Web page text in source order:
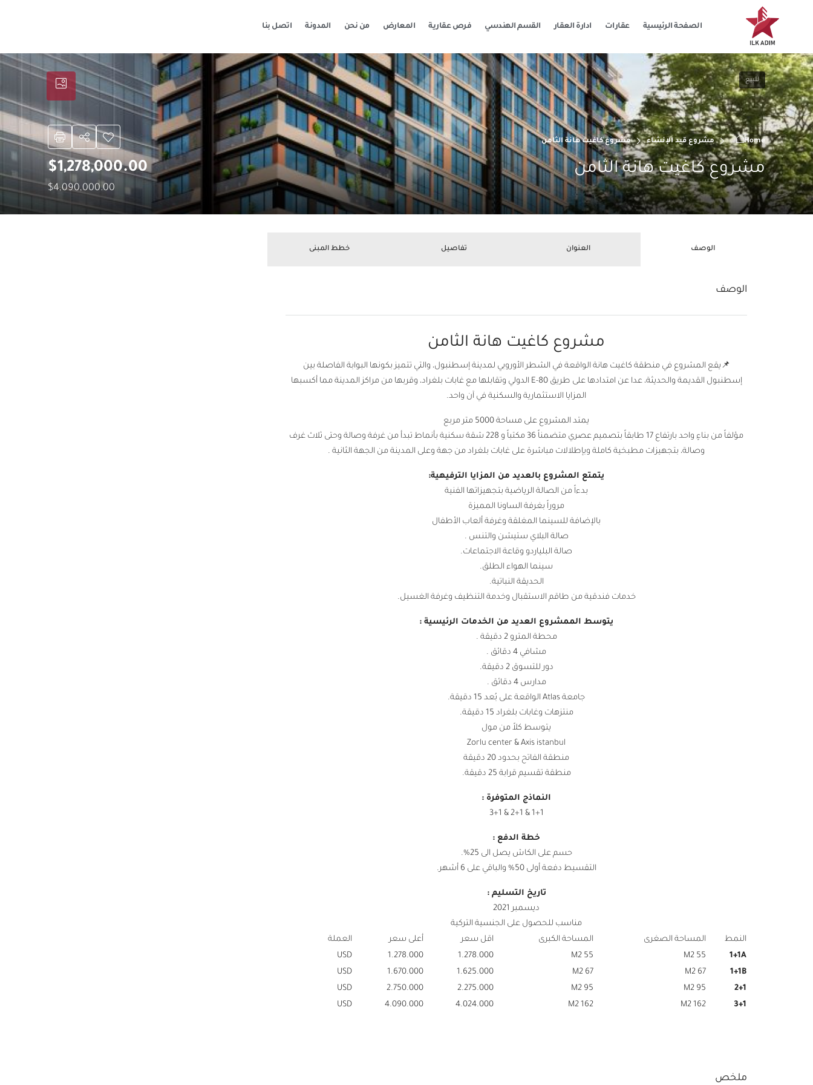
الصفحة الرئيسية عقارات ادارة العقار القسم الهندسي فرص عقارية المعارض من نحن المدونة اتصل بنا
للبيع
Home مشروع قيد الإنشاء مشروع كاغيت هانة الثامن
مشروع كاغيت هانة الثامن $1,278,000.00
$4,090,000.00
الوصف العنوان تفاصيل خطط المبنى
الوصف
مشروع كاغيت هانة الثامن
📌يقع المشروع في منطقة كاغيت هانة الواقعة في الشطر الأوروبي لمدينة إسطنبول، والتي تتميز بكونها البوابة الفاصلة بين
إسطنبول القديمة والحديثة، عدا عن امتدادها على طريق E-80 الدولي وتقابلها مع غابات بلغراد، وقربها من مراكز المدينة مما أكسبها
المزايا الاستثمارية والسكنية في آن واحد.
يمتد المشروع على مساحة 5000 متر مربع
مؤلفاً من بناءٍ واحد بارتفاع 17 طابقاً بتصميم عصري متضمناً 36 مكتباً و 228 شقة سكنية بأنماط تبدأ من غرفة وصالة وحتى ثلاث غرف
وصالة، بتجهيزات مطبخية كاملة وبإطلالات مباشرة على غابات بلغراد من جهة وعلى المدينة من الجهة الثانية .
يتمتع المشروع بالعديد من المزايا الترفيهية:
بدءاً من الصالة الرياضية بتجهيزاتها الفنية
مروراً بغرفة الساونا المميزة
بالإضافة للسينما المغلقة وغرفة ألعاب الأطفال
صالة البلاي ستيشن والتنس .
صالة البلياردو وقاعة الاجتماعات.
سينما الهواء الطلق.
الحديقة النباتية.
خدمات فندقية من طاقم الاستقبال وخدمة التنظيف وغرفة الغسيل.
يتوسط الممشروع العديد من الخدمات الرئيسية :
محطة المترو 2 دقيقة .
مشافي 4 دقائق .
دور للتسوق 2 دقيقة.
مدارس 4 دقائق .
جامعة Atlas الواقعة على بُعد 15 دقيقة.
منتزهات وغابات بلغراد 15 دقيقة.
يتوسط كلاً من مول
Zorlu center & Axis istanbul
منطقة الفاتح بحدود 20 دقيقة
منطقة تقسيم قرابة 25 دقيقة.
النماذج المتوفرة :
1+1 & 2+1 & 3+1
خطة الدفع :
حسم على الكاش يصل الى 25%.
التقسيط دفعة أولى 50% والباقي على 6 أشهر.
تاريخ التسليم :
ديسمبر 2021
مناسب للحصول على الجنسية التركية
النمط
المساحة الصغرى المساحة الكبرى اقل سعر أعلى سعر
العملة
1+1A
55 M2
55 M2
1.278.000
1.278.000
USD
1+1B
67 M2
67 M2
1.625.000
1.670.000
USD
2+1
95 M2
95 M2
2.275.000
2.750.000
USD
3+1
162 M2
162 M2
4.024.000
4.090.000
USD
ملخص